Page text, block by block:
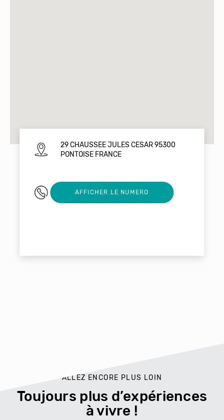
29 CHAUSSEE JULES CESAR 95300
PONTOISE FRANCE
0134029641
AFFICHER LE NUMERO
ALLEZ ENCORE PLUS LOIN
Toujours plus d’expériences
à vivre !